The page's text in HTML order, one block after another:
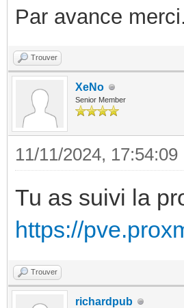
Par avance merci.
Trouver
XeNo
Senior Member
11/11/2024, 17:54:09
Tu as suivi la
https://
Trouver
richardpub